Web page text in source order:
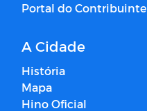
Portal do Contribuinte
A Cidade
História
Mapa
Hino Oficial